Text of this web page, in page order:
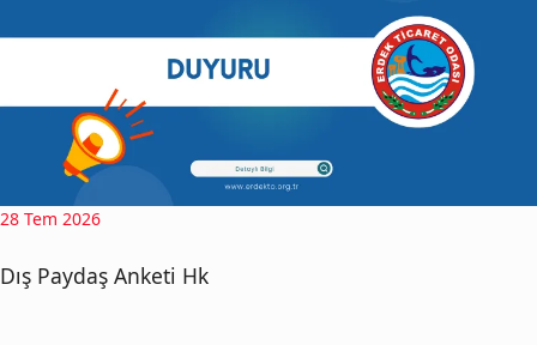
28 Tem 2026
Dış Paydaş Anketi Hk